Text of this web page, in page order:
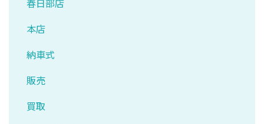
春日部店
本店
納車式
販売
買取